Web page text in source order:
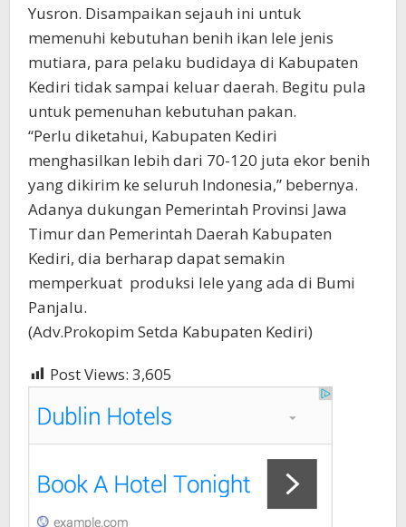
Yusron. Disampaikan sejauh ini untuk
memenuhi kebutuhan benih ikan lele jenis
mutiara, para pelaku budidaya di Kabupaten
Kediri tidak sampai keluar daerah. Begitu pula
untuk pemenuhan kebutuhan pakan.
“Perlu diketahui, Kabupaten Kediri
menghasilkan lebih dari 70-120 juta ekor benih
yang dikirim ke seluruh Indonesia,” bebernya.
Adanya dukungan Pemerintah Provinsi Jawa
Timur dan Pemerintah Daerah Kabupaten
Kediri, dia berharap dapat semakin
memperkuat produksi lele yang ada di Bumi
Panjalu.
(Adv.Prokopim Setda Kabupaten Kediri)
Post Views: 3,605